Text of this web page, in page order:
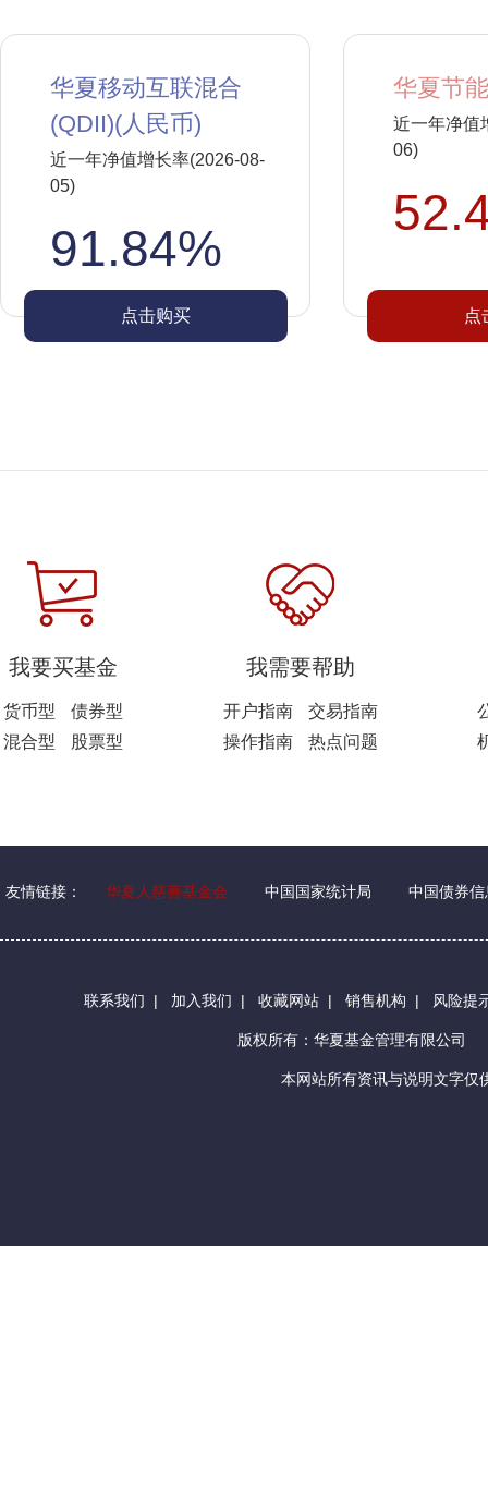
华夏移动互联混合
(QDII)(人民币)
近一年净值增长率(2026-08-
05)
91.84%
点击购买
华夏节
近一年净值
06)
点
我要买基金
货币型
债券型
混合型
股票型
我需要帮助
开户指南
交易指南
操作指南
热点问题
友情链接： 华夏人慈善基金会 中国国家统计局 中国债券信
联系我们 | 加入我们 | 收藏网站 | 销售机构 | 风险提
版权所有：华夏基金管理有限公司
本网站所有资讯与说明文字仅